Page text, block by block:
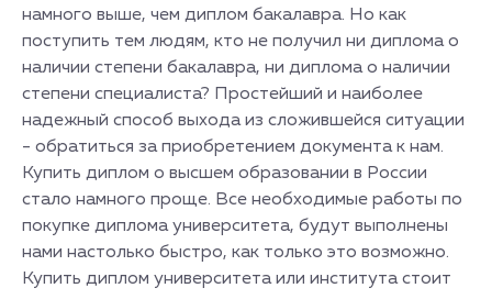
намного выше, чем диплом бакалавра. Но как
поступить тем людям, кто не получил ни диплома о
наличии степени бакалавра, ни диплома о наличии
степени специалиста? Простейший и наиболее
надежный способ выхода из сложившейся ситуации
- обратиться за приобретением документа к нам.
Купить диплом о высшем образовании в России
стало намного проще. Все необходимые работы по
покупке диплома университета, будут выполнены
нами настолько быстро, как только это возможно.
Купить диплом университета или института стоит